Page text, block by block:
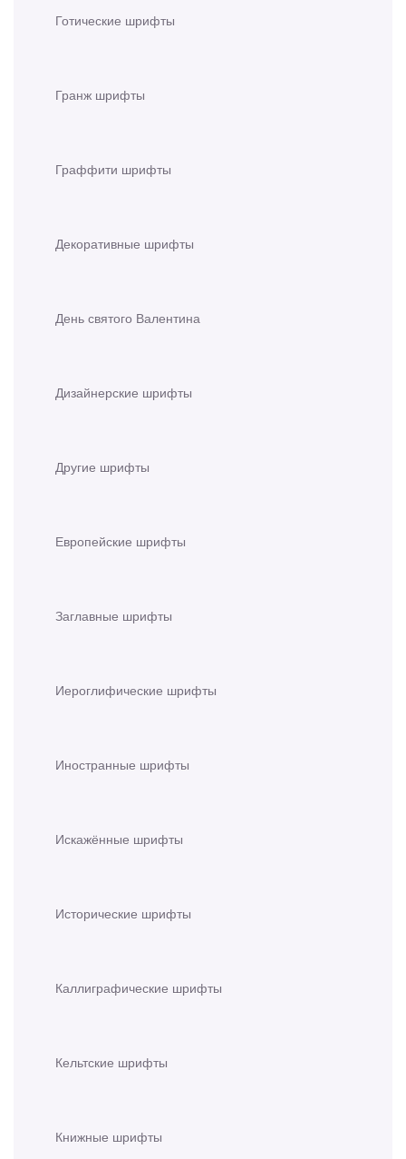
Готические шрифты
Гранж шрифты
Граффити шрифты
Декоративные шрифты
День святого Валентина
Дизайнерские шрифты
Другие шрифты
Европейские шрифты
Заглавные шрифты
Иероглифические шрифты
Иностранные шрифты
Искажённые шрифты
Исторические шрифты
Каллиграфические шрифты
Кельтские шрифты
Книжные шрифты